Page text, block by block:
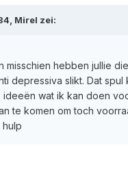
Mirel zei:
misschien hebben jullie
depressiva slikt. Dat
wat ik kan doen
te komen om toch